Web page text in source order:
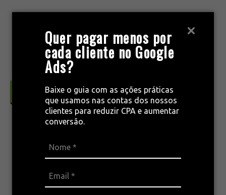
Quer pagar menos por
cada cliente no Google
Ads?
Baixe o guia com as ações práticas
que usamos nas contas dos nossos
clientes para reduzir CPA e aumentar
conversão.
Automação & CRM